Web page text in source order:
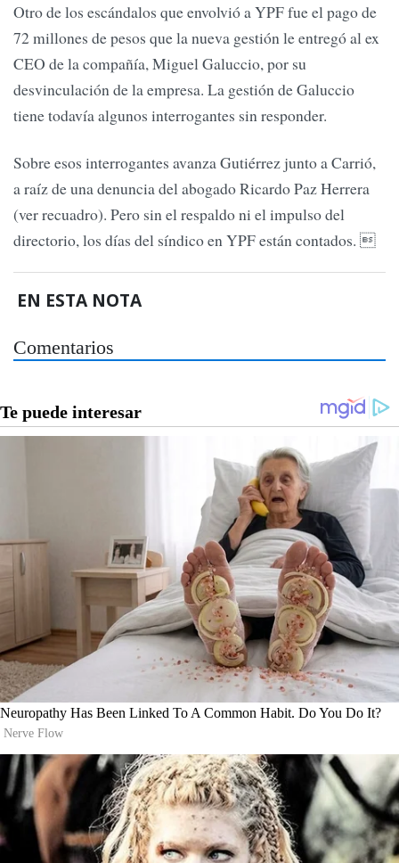
Otro de los escándalos que envolvió a YPF fue el pago de
72 millones de pesos que la nueva gestión le entregó al ex
CEO de la compañía, Miguel Galuccio, por su
desvinculación de la empresa. La gestión de Galuccio
tiene todavía algunos interrogantes sin responder.
Sobre esos interrogantes avanza Gutiérrez junto a Carrió,
a raíz de una denuncia del abogado Ricardo Paz Herrera
(ver recuadro). Pero sin el respaldo ni el impulso del
directorio, los días del síndico en YPF están contados. 
EN ESTA NOTA
Comentarios